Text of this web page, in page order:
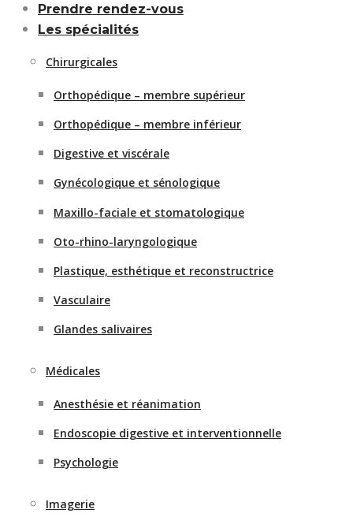
Prendre rendez-vous
Les spécialités
Chirurgicales
Orthopédique – membre supérieur
Orthopédique – membre inférieur
Digestive et viscérale
Gynécologique et sénologique
Maxillo-faciale et stomatologique
Oto-rhino-laryngologique
Plastique, esthétique et reconstructrice
Vasculaire
Glandes salivaires
Médicales
Anesthésie et réanimation
Endoscopie digestive et interventionnelle
Psychologie
Imagerie